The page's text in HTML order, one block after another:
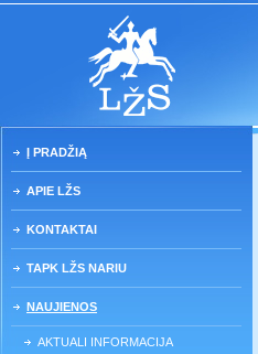
Į PRADŽIĄ
APIE LŽS
KONTAKTAI
TAPK LŽS NARIU
NAUJIENOS
AKTUALI INFORMACIJA